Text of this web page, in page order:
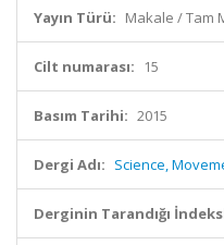
Yayın Türü: Makale / Tam
Cilt numarası: 15
Basım Tarihi: 2015
Dergi Adı: Science,
Derginin Tarandığı